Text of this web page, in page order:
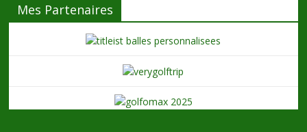
Mes Partenaires